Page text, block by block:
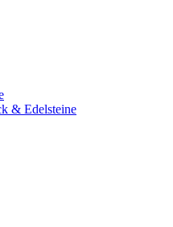
& Edelsteine